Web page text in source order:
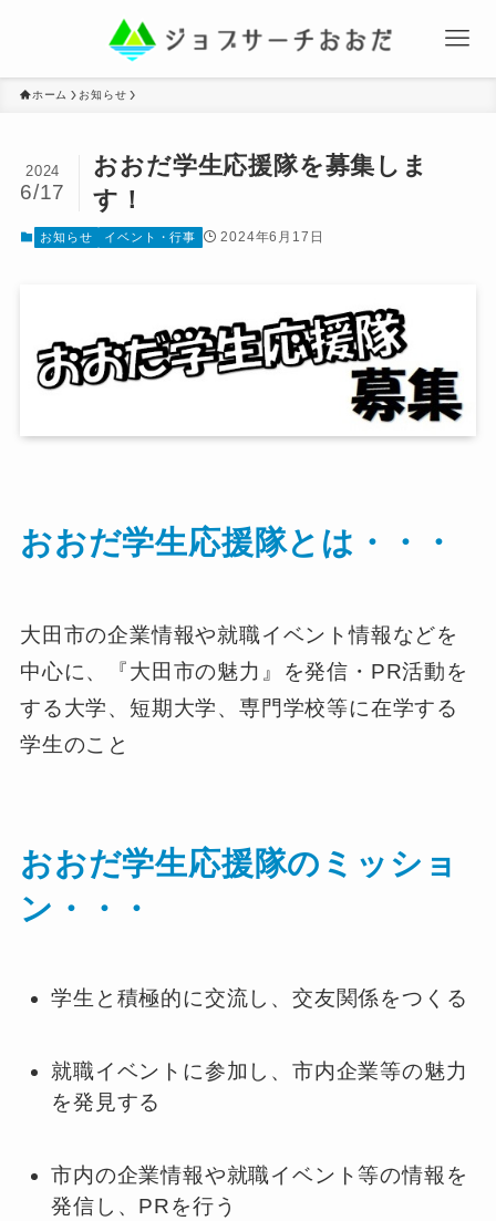
ホーム お知らせ
おおだ学生応援隊を募集しま
す！
2024
6/17
お知らせ イベント・行事 2024年6月17日
おおだ学生応援隊とは・・・
大田市の企業情報や就職イベント情報などを
中心に、『大田市の魅力』を発信・PR活動を
する大学、短期大学、専門学校等に在学する
学生のこと
おおだ学生応援隊のミッショ
ン・・・
学生と積極的に交流し、交友関係をつくる
就職イベントに参加し、市内企業等の魅力
を発見する
市内の企業情報や就職イベント等の情報を
発信し、PRを行う